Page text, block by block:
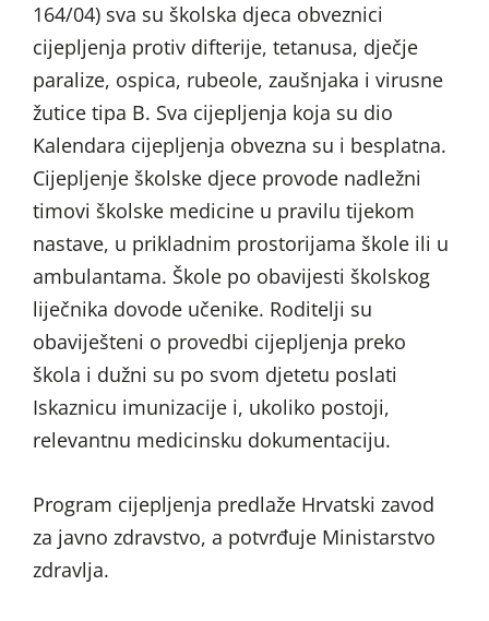
164/04) sva su školska djeca obveznici
cijepljenja protiv difterije, tetanusa, dječje
paralize, ospica, rubeole, zaušnjaka i virusne
žutice tipa B. Sva cijepljenja koja su dio
Kalendara cijepljenja obvezna su i besplatna.
Cijepljenje školske djece provode nadležni
timovi školske medicine u pravilu tijekom
nastave, u prikladnim prostorijama škole ili u
ambulantama. Škole po obavijesti školskog
liječnika dovode učenike. Roditelji su
obaviješteni o provedbi cijepljenja preko
škola i dužni su po svom djetetu poslati
Iskaznicu imunizacije i, ukoliko postoji,
relevantnu medicinsku dokumentaciju.
Program cijepljenja predlaže Hrvatski zavod
za javno zdravstvo, a potvrđuje Ministarstvo
zdravlja.